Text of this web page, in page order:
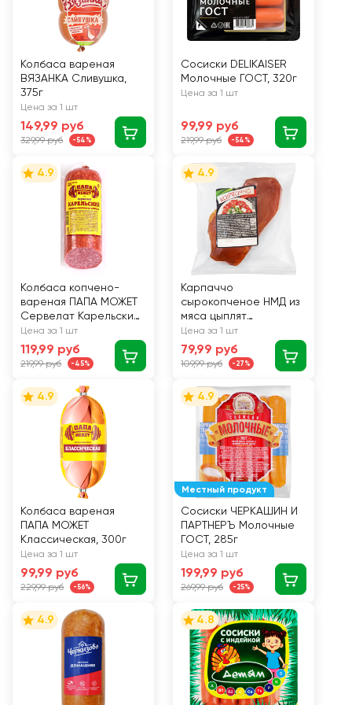
Колбаса вареная
ВЯЗАНКА Сливушка,
375г
Цена за 1 шт
149,99 руб
329,99 руб -54%
Сосиски DELIKAISER
Молочные ГОСТ, 320г
Цена за 1 шт
99,99 руб
219,99 руб -54%
4.9
Колбаса копчено-
вареная ПАПА МОЖЕТ
Сервелат Карельский,
280г
Цена за 1 шт
119,99 руб
219,99 руб -45%
4.9
Карпаччо
сырокопченое НМД из
мяса цыплят
бройлеров, 100г
Цена за 1 шт
79,99 руб
109,99 руб -27%
4.9
Колбаса вареная
ПАПА МОЖЕТ
Классическая, 300г
Цена за 1 шт
99,99 руб
229,99 руб -56%
Местный продукт
4.9
Сосиски ЧЕРКАШИН И
ПАРТНЕРЪ Молочные
ГОСТ, 285г
Цена за 1 шт
199,99 руб
269,99 руб -25%
4.9 4.8